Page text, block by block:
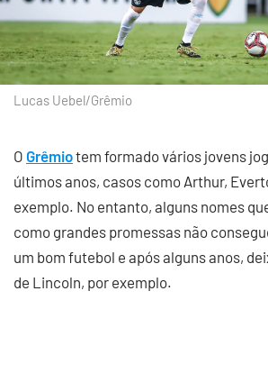
Lucas Uebel/Grêmio
O Grêmiotem formado vários jovens
últimos anos, casos como Arthur,
exemplo. No entanto, alguns nomes
como grandes promessas não
um bom futebol e após alguns anos,
de Lincoln, por exemplo.